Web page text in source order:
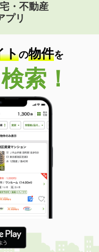
・不動産
プリ
トの物件を
索！